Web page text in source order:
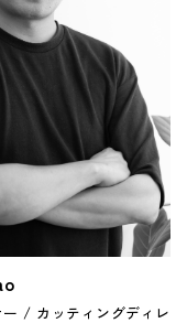
/ カッティングディレ